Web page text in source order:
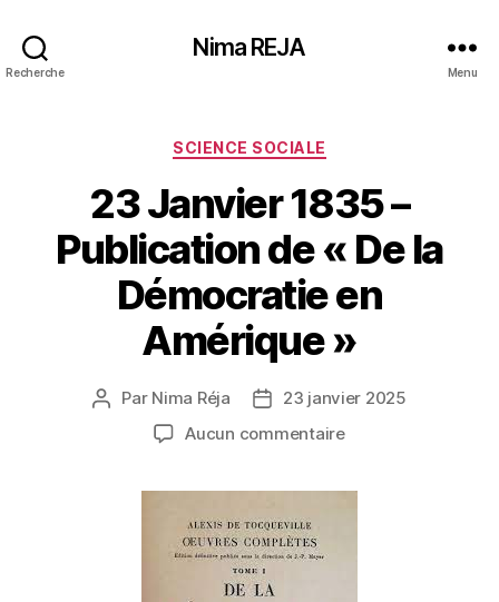
Recherche
Nima REJA
Menu
Catégories
SCIENCE SOCIALE
23 Janvier 1835 –
Publication de « De la
Démocratie en
Amérique »
Auteur
Par Nima Réja
Date23 janvier 2025
Aucun commentairesur